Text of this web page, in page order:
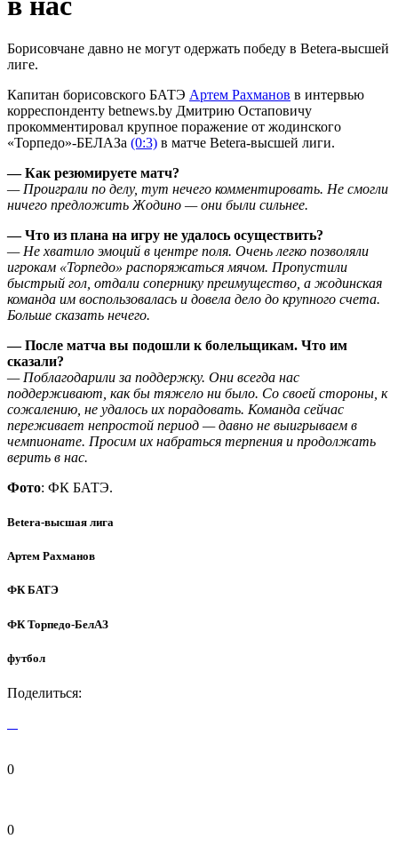
Борисовчане давно не могут одержать победу в Betera-высшей
лиге.
Капитан борисовского БАТЭ Артем Рахманов в интервью
корреспонденту betnews.by Дмитрию Остаповичу
прокомментировал крупное поражение от жодинского
«Торпедо»-БЕЛАЗа (0:3) в матче Betera-высшей лиги.
— Как резюмируете матч?
— Проиграли по делу, тут нечего комментировать. Не смогли
ничего предложить Жодино — они были сильнее.
— Что из плана на игру не удалось осуществить?
— Не хватило эмоций в центре поля. Очень легко позволяли
игрокам «Торпедо» распоряжаться мячом. Пропустили
быстрый гол, отдали сопернику преимущество, а жодинская
команда им воспользовалась и довела дело до крупного счета.
Больше сказать нечего.
— После матча вы подошли к болельщикам. Что им
сказали?
— Поблагодарили за поддержку. Они всегда нас
поддерживают, как бы тяжело ни было. Со своей стороны, к
сожалению, не удалось их порадовать. Команда сейчас
переживает непростой период — давно не выигрываем в
чемпионате. Просим их набраться терпения и продолжать
верить в нас.
Фото: ФК БАТЭ.
Betera-высшая лига
Артем Рахманов
ФК БАТЭ
ФК Торпедо-БелАЗ
футбол
Поделиться:
0
0